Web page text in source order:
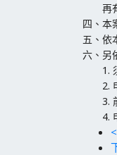
再有
四、本
五、依
六、另
1. 須
2. 申
3. 前
4. 申